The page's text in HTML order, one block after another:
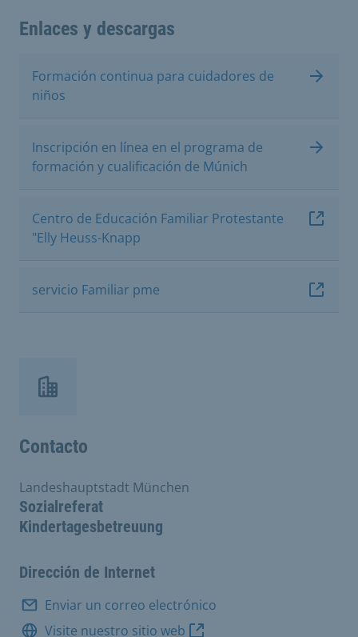
Enlaces y descargas
Formación continua para cuidadores de
niños
Inscripción en línea en el programa de
formación y cualificación de Múnich
Centro de Educación Familiar Protestante
"Elly Heuss-Knapp
servicio Familiar pme
Contacto
Sozialreferat
Kindertagesbetreuung
Landeshauptstadt München
Dirección de Internet
Enviar un correo electrónico
Visite nuestro sitio web